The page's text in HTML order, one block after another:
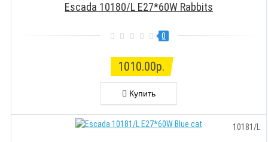
Escada 10180/L E27*60W Rabbits
0
1010.00р.
Купить
10181/L